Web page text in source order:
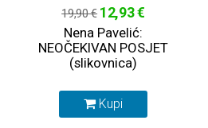
19,90 € 12,93 €
Nena Pavelić:
NEOČEKIVAN POSJET
(slikovnica)
Kupi